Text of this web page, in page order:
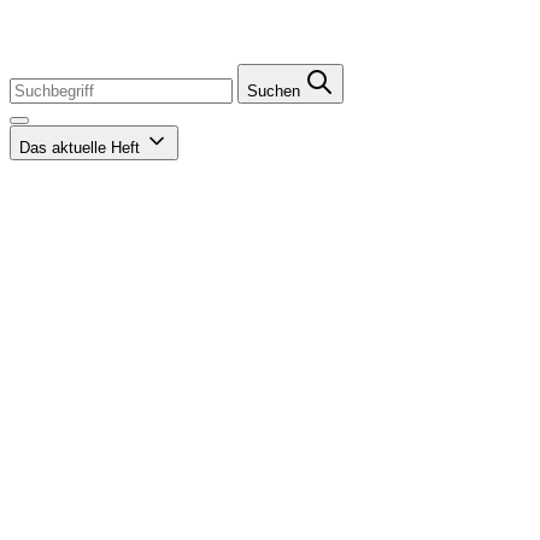
Suchen
Das aktuelle Heft